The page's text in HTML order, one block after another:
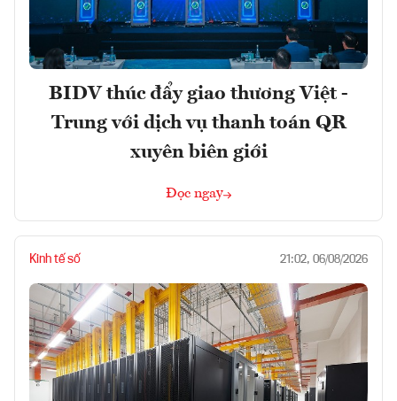
BIDV thúc đẩy giao thương Việt -
Trung với dịch vụ thanh toán QR
xuyên biên giới
Đọc ngay
Kinh tế số 21:02, 06/08/2026